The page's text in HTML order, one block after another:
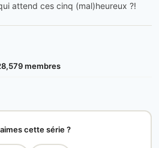
attend ces cinq (mal)heureux ?!
membres
cette série ?